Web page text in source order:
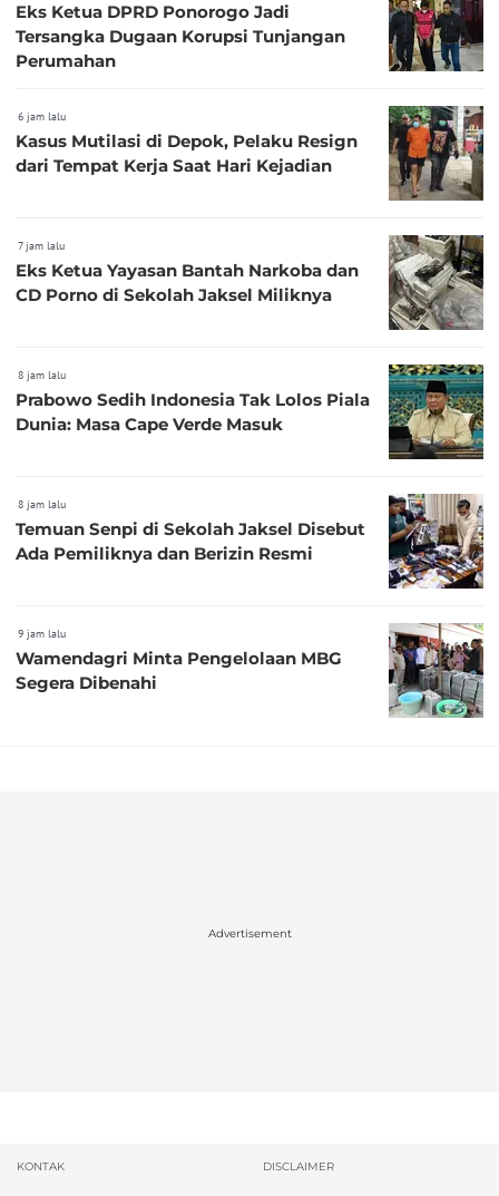
Eks Ketua DPRD Ponorogo Jadi
Tersangka Dugaan Korupsi Tunjangan
Perumahan
6 jam lalu
Kasus Mutilasi di Depok, Pelaku Resign
dari Tempat Kerja Saat Hari Kejadian
7 jam lalu
Eks Ketua Yayasan Bantah Narkoba dan
CD Porno di Sekolah Jaksel Miliknya
8 jam lalu
Prabowo Sedih Indonesia Tak Lolos Piala
Dunia: Masa Cape Verde Masuk
8 jam lalu
Temuan Senpi di Sekolah Jaksel Disebut
Ada Pemiliknya dan Berizin Resmi
9 jam lalu
Wamendagri Minta Pengelolaan MBG
Segera Dibenahi
Advertisement
KONTAK DISCLAIMER